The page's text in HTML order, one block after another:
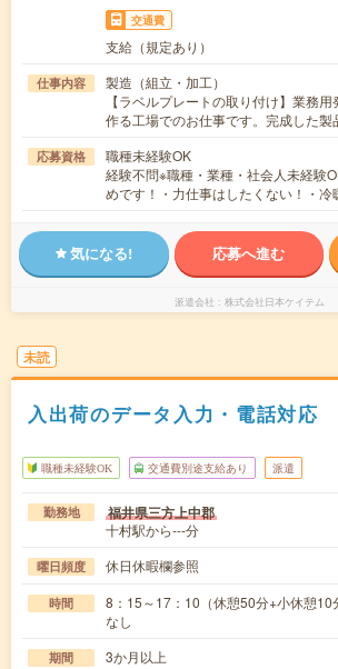
交通費
支給（規定あり）
仕事内容
製造（組立・加工）
【ラベルプレートの取り付け】業務
作る工場でのお仕事です。完成した
応募資格
職種未経験OK
経験不問※職種・業種・社会人未経験
めです！・力仕事はしたくない！・
気になる! 応募へ進む
派遣会社 株式会社日本ケイテム
未読
入出荷のデータ入力・電話対応
職種未経験OK 交通費別途支給あり 派遣
勤務地 福井県三方上中郡
十村駅から---分
曜日頻度 休日休暇欄参照
時間
8：15～17：10（休憩50分+小休憩10
なし
期間 3か月以上